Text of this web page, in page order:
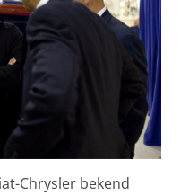
Chrysler bekend